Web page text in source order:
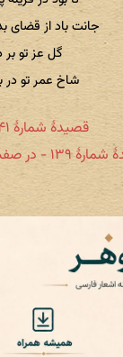
جانت باد از قضای
گل عز تو
شاخ عمر تو در
قصیدهٔ شمارهٔ ۱۴۱ - مدح صدر تاج‌الدین ابراهیم: اختیار ملوک هفت اقلیم
قصیدهٔ